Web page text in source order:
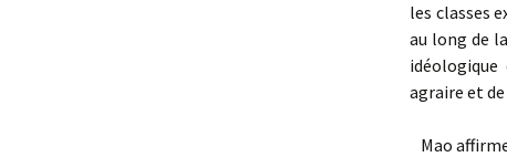
les classes
au long de
agraire et
Mao